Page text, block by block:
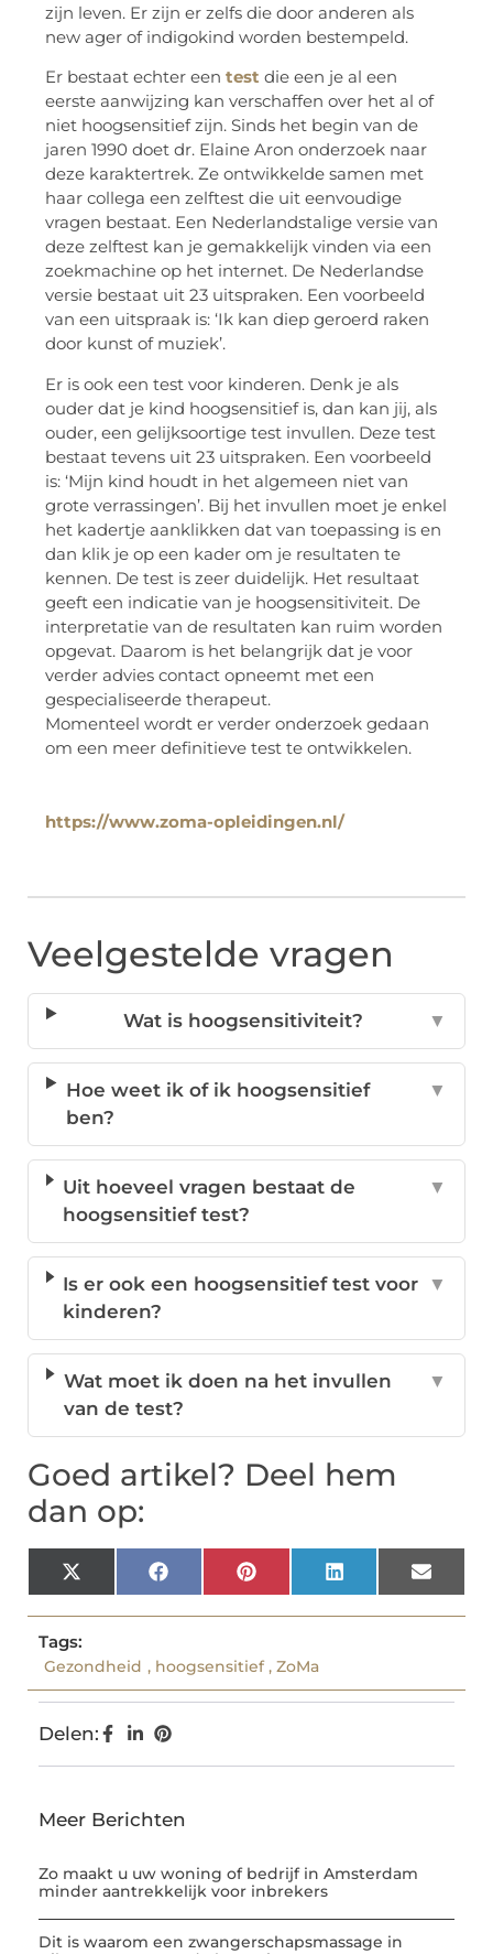
zijn leven. Er zijn er zelfs die door anderen als
new ager of indigokind worden bestempeld.
Er bestaat echter een test die een je al een
eerste aanwijzing kan verschaffen over het al of
niet hoogsensitief zijn. Sinds het begin van de
jaren 1990 doet dr. Elaine Aron onderzoek naar
deze karaktertrek. Ze ontwikkelde samen met
haar collega een zelftest die uit eenvoudige
vragen bestaat. Een Nederlandstalige versie van
deze zelftest kan je gemakkelijk vinden via een
zoekmachine op het internet. De Nederlandse
versie bestaat uit 23 uitspraken. Een voorbeeld
van een uitspraak is: ‘Ik kan diep geroerd raken
door kunst of muziek’.
Er is ook een test voor kinderen. Denk je als
ouder dat je kind hoogsensitief is, dan kan jij, als
ouder, een gelijksoortige test invullen. Deze test
bestaat tevens uit 23 uitspraken. Een voorbeeld
is: ‘Mijn kind houdt in het algemeen niet van
grote verrassingen’. Bij het invullen moet je enkel
het kadertje aanklikken dat van toepassing is en
dan klik je op een kader om je resultaten te
kennen. De test is zeer duidelijk. Het resultaat
geeft een indicatie van je hoogsensitiviteit. De
interpretatie van de resultaten kan ruim worden
opgevat. Daarom is het belangrijk dat je voor
verder advies contact opneemt met een
gespecialiseerde therapeut.
Momenteel wordt er verder onderzoek gedaan
om een meer definitieve test te ontwikkelen.
https://www.zoma-opleidingen.nl/
Veelgestelde vragen
Wat is hoogsensitiviteit? ▼
Hoe weet ik of ik hoogsensitief
ben?
▼
Uit hoeveel vragen bestaat de
hoogsensitief test?
▼
Is er ook een hoogsensitief test voor
kinderen?
▼
Wat moet ik doen na het invullen
van de test?
▼
Goed artikel? Deel hem
dan op:
X
(Twitter)
FacebookPinterestLinkedInEmail
Tags:
Gezondheid , hoogsensitief, ZoMa
Delen:
Meer Berichten
Zo maakt u uw woning of bedrijf in Amsterdam
minder aantrekkelijk voor inbrekers
Dit is waarom een zwangerschapsmassage in